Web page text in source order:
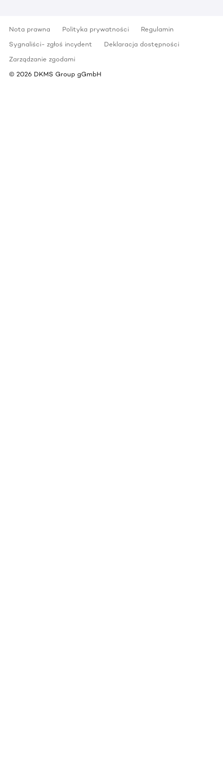
Nota prawna Polityka prywatności
Regulamin
Sygnaliści- zgłoś incydent
Deklaracja dostępności
Zarządzanie zgodami
© 2026 DKMS Group gGmbH